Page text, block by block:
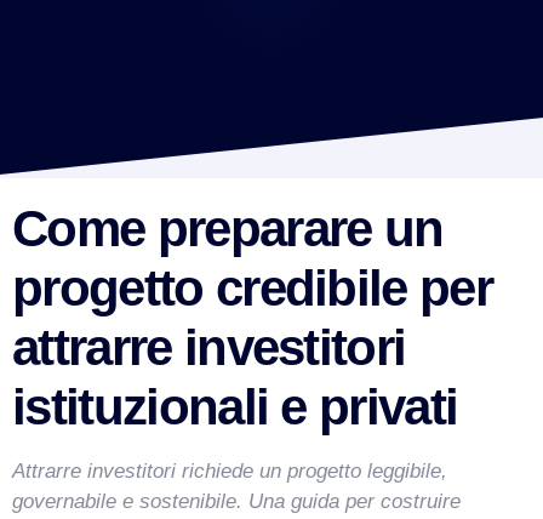
Come preparare un
progetto credibile per
attrarre investitori
istituzionali e privati
Attrarre investitori richiede un progetto leggibile,
governabile e sostenibile. Una guida per costruire